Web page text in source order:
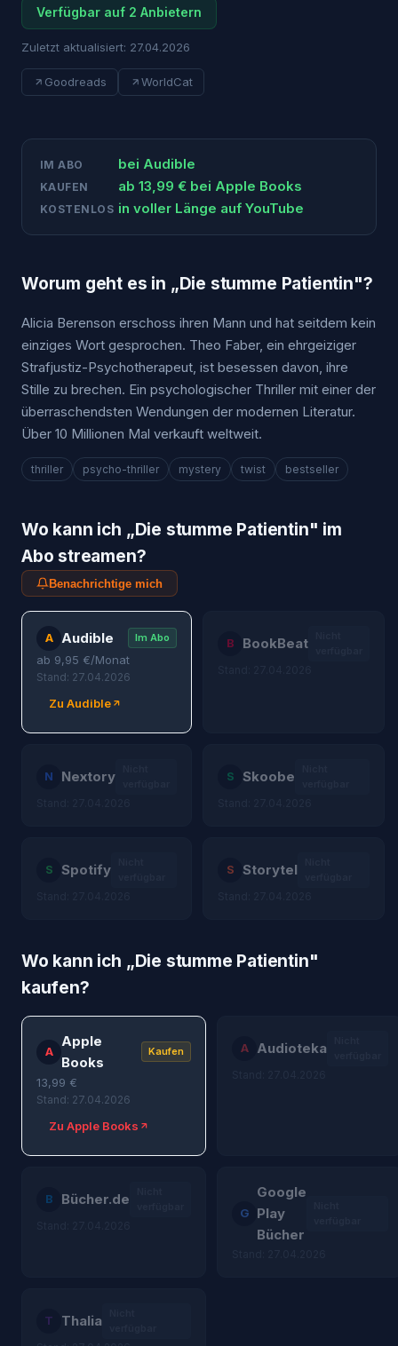
Verfügbar auf 2 Anbietern
Zuletzt aktualisiert: 27.04.2026
Goodreads WorldCat
IM ABO bei Audible
KAUFEN ab 13,99 € bei Apple Books
KOSTENLOS in voller Länge auf YouTube
Worum geht es in „Die stumme Patientin"?
Alicia Berenson erschoss ihren Mann und hat seitdem kein
einziges Wort gesprochen. Theo Faber, ein ehrgeiziger
Strafjustiz-Psychotherapeut, ist besessen davon, ihre
Stille zu brechen. Ein psychologischer Thriller mit einer der
überraschendsten Wendungen der modernen Literatur.
Über 10 Millionen Mal verkauft weltweit.
thriller psycho-thriller mystery twist bestseller
Wo kann ich „Die stumme Patientin" im
Abo streamen?
Benachrichtige mich
A Audible Im Abo
ab 9,95 €/Monat
Stand: 27.04.2026
Zu Audible
B BookBeat
N Nextory S Skoobe
S Spotify S Storytel
Wo kann ich „Die stumme Patientin"
kaufen?
A
Apple
Books
Kaufen
13,99 €
Stand: 27.04.2026
Zu Apple Books
A Audioteka
B Bücher.de
G
Google
Play
Bücher
T Thalia